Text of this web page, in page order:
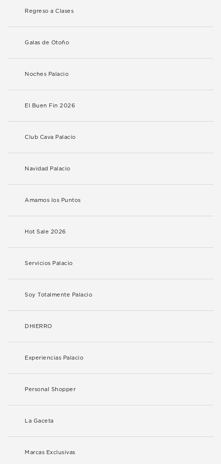
Regreso a Clases
Galas de Otoño
Noches Palacio
El Buen Fin 2026
Club Cava Palacio
Navidad Palacio
Amamos los Puntos
Hot Sale 2026
Servicios Palacio
Soy Totalmente Palacio
DHIERRO
Experiencias Palacio
Personal Shopper
La Gaceta
Marcas Exclusivas